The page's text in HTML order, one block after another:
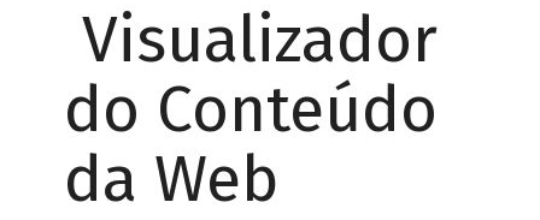
Visualizador
do Conteúdo
da Web